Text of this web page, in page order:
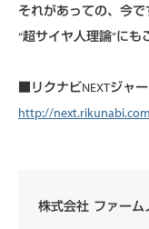
それがあっての、今で
“超サイヤ人理論”にも
■リクナビNEXTジャ
http://
株式会社 ファーム